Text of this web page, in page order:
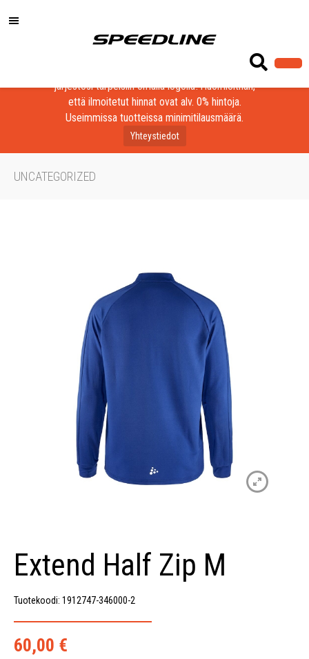
Löydä laadukkaat tuotteet yrityksesi, seurasi tai
järjestösi tarpeisiin omalla logolla! Huomioithan,
että ilmoitetut hinnat ovat alv. 0% hintoja.
Useimmissa tuotteissa minimitilausmäärä.
Yhteystiedot
UNCATEGORIZED
Extend Half Zip M
Tuotekoodi: 1912747-346000-2
60,00 €